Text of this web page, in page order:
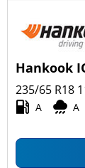
Hankook
235/65 R18
A A